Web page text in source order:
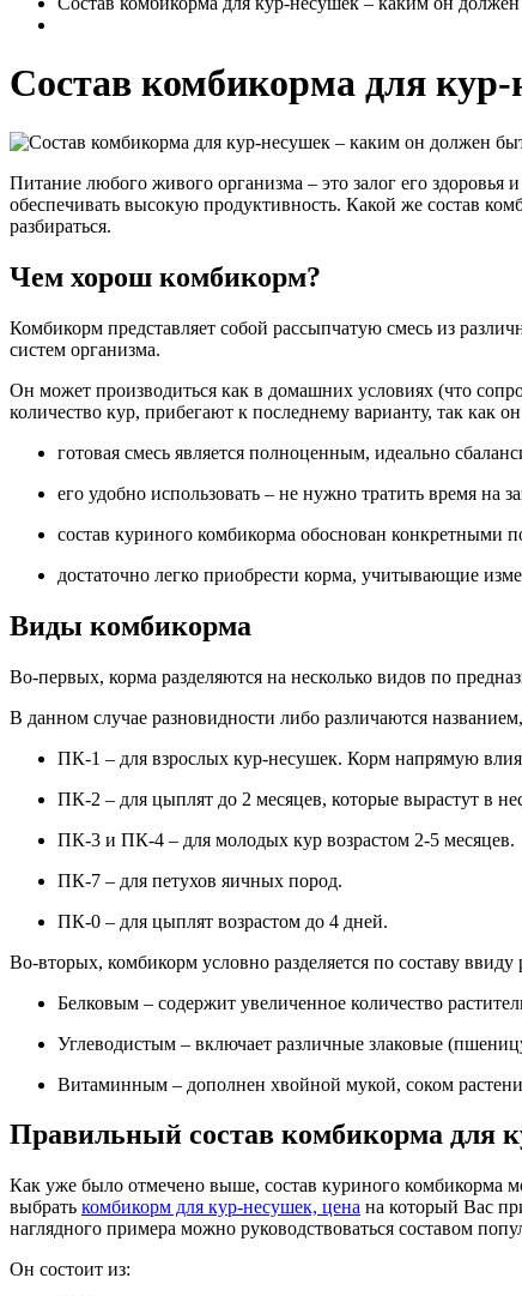
Состав комбикорма для
Питание любого живого организма – это залог его
обеспечивать высокую продуктивность. Какой же состав
разбираться.
Чем хорош комбикорм?
Комбикорм представляет собой рассыпчатую смесь из
систем организма.
Он может производиться как в домашних условиях (что
количество кур, прибегают к последнему варианту, так как
готовая смесь является полноценным, идеально
его удобно использовать – не нужно тратить время на
состав куриного комбикорма обоснован конкретными
достаточно легко приобрести корма, учитывающие
Виды комбикорма
Во-первых, корма разделяются на несколько видов по
В данном случае разновидности либо различаются
ПК-1 – для взрослых кур-несушек. Корм напрямую
ПК-2 – для цыплят до 2 месяцев, которые вырастут в
ПК-3 и ПК-4 – для молодых кур возрастом 2-5 месяцев.
ПК-7 – для петухов яичных пород.
ПК-0 – для цыплят возрастом до 4 дней.
Во-вторых, комбикорм условно разделяется по составу
Белковым – содержит увеличенное количество
Углеводистым – включает различные злаковые
Витаминным – дополнен хвойной мукой, соком
Правильный состав комбикорма для
Как уже было отмечено выше, состав куриного комбикорма
выбрать комбикорм для кур-несушек, цена на который Вас
наглядного примера можно руководствоваться составом
Он состоит из: